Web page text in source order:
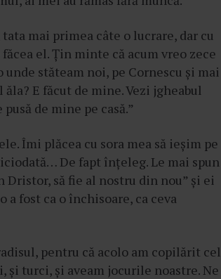
mai primea câte o lucrare, dar cu
el. Țin minte că acum vreo zece
stăteam noi, pe Cornescu și mai
E făcut de mine. Vezi jgheabul
de mine pe casă.”
Îmi plăcea cu sora mea să ieșim pe
De fapt înțeleg. Le mai spun
Dristor, să fie al nostru din nou” și ei
a fost ca o închisoare, ca ceva
pentru că acolo am copilărit cel
turci, și aveam jocurile noastre. Ne